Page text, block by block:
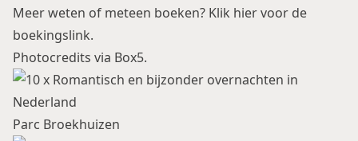
Meer weten of meteen boeken? Klik hier voor de
boekingslink.
Photocredits via Box5.
Parc Broekhuizen